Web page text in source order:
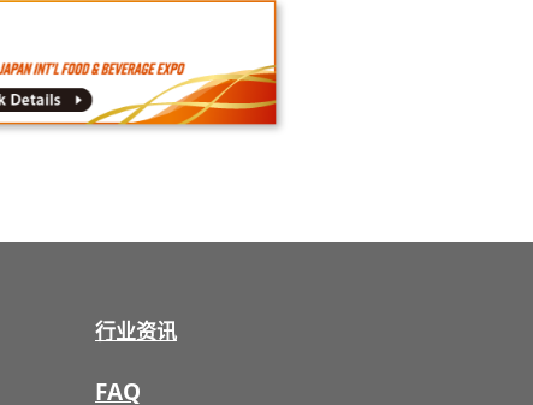
行业资讯
FAQ